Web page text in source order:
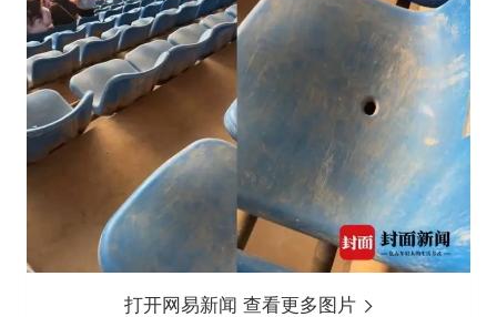
打开网易新闻 查看更多图片